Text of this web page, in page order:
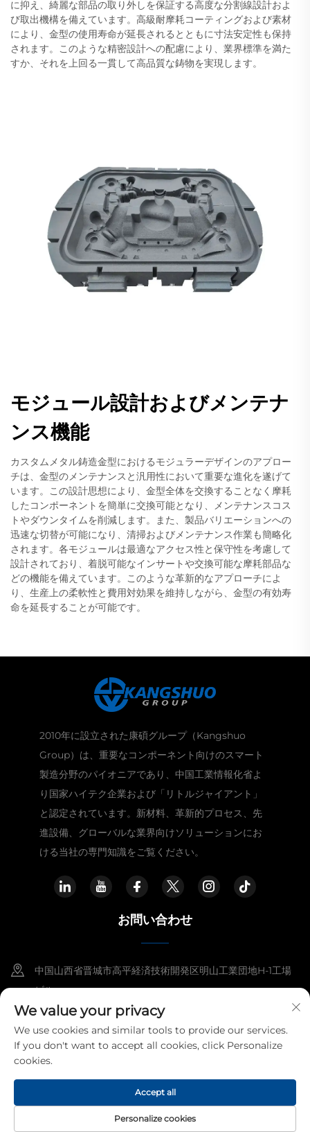
に抑え、綺麗な部品の取り外しを保証する高度な分割線設計およ
び取出機構を備えています。高級耐摩耗コーティングおよび素材
により、金型の使用寿命が延長されるとともに寸法安定性も保持
されます。このような精密設計への配慮により、業界標準を満た
すか、それを上回る一貫して高品質な鋳物を実現します。
モジュール設計およびメンテナ
ンス機能
カスタムメタル鋳造金型におけるモジュラーデザインのアプロー
チは、金型のメンテナンスと汎用性において重要な進化を遂げて
います。この設計思想により、金型全体を交換することなく摩耗
したコンポーネントを簡単に交換可能となり、メンテナンスコス
トやダウンタイムを削減します。また、製品バリエーションへの
迅速な切替が可能になり、清掃およびメンテナンス作業も簡略化
されます。各モジュールは最適なアクセス性と保守性を考慮して
設計されており、着脱可能なインサートや交換可能な摩耗部品な
どの機能を備えています。このような革新的なアプローチによ
り、生産上の柔軟性と費用対効果を維持しながら、金型の有効寿
命を延長することが可能です。
2010年に設立された康碩グループ（Kangshuo
Group）は、重要なコンポーネント向けのスマート
製造分野のパイオニアであり、中国工業情報化省よ
り国家ハイテク企業および「リトルジャイアント」
と認定されています。新材料、革新的プロセス、先
進設備、グローバルな業界向けソリューションにお
ける当社の専門知識をご覧ください。
お問い合わせ
中国山西省晋城市高平経済技術開発区明山工業団地H-1工場
ビル。
+86-15921818960
[email protected]
Copyright © 2026 Kangshuo Electric Group Co., Ltd. すべての権
利を保有 プライバシーポリシー
We value your privacy
We use cookies and similar tools to provide our services.
If you don't want to accept all cookies, click Personalize
cookies.
Personalize cookies
Accept all